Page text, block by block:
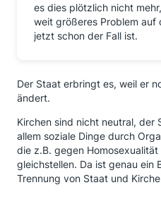
es dies plötzlich nicht
weit größeres Problem auf
jetzt schon der Fall ist.
Der Staat erbringt es, weil er
ändert.
Kirchen sind nicht neutral, der
allem soziale Dinge durch
die z.B. gegen
gleichstellen. Da ist genau ein
Trennung von Staat und